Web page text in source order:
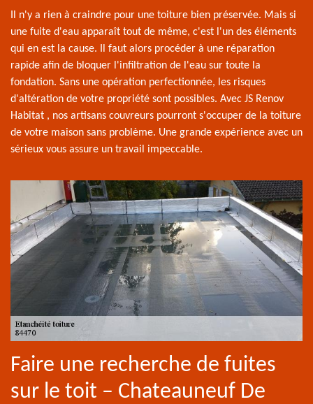
Il n'y a rien à craindre pour une toiture bien préservée. Mais si
une fuite d'eau apparaît tout de même, c'est l'un des éléments
qui en est la cause. Il faut alors procéder à une réparation
rapide afin de bloquer l'infiltration de l'eau sur toute la
fondation. Sans une opération perfectionnée, les risques
d'altération de votre propriété sont possibles. Avec JS Renov
Habitat , nos artisans couvreurs pourront s'occuper de la toiture
de votre maison sans problème. Une grande expérience avec un
sérieux vous assure un travail impeccable.
Faire une recherche de fuites
sur le toit – Chateauneuf De